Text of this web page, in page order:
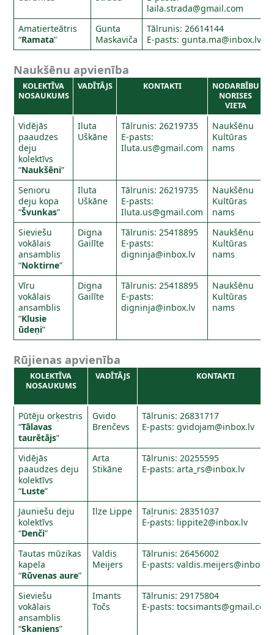
laila.strada@gmail.com
Amatierteātris
“Ramata”
Gunta
Maskaviča
Tālrunis: 26614144
E-pasts:gunta.ma@inbox.lv
Naukšēnu apvienība
KOLEKTĪVA
NOSAUKUMS
VADĪTĀJS KONTAKTI
NODARBĪBU
NORISES
VIETA
Vidējās
paaudzes
deju
kolektīvs
“Naukšēni”
Iluta
Uškāne
Tālrunis: 26219735
E-pasts:
Iluta.us@gmail.com
Naukšēnu
Kultūras
nams
Senioru
deju kopa
“Švunkas”
Iluta
Uškāne
Tālrunis: 26219735
E-pasts:
Iluta.us@gmail.com
Naukšēnu
Kultūras
nams
Sieviešu
vokālais
ansamblis
“Noktirne”
Digna
Gailīte
Tālrunis: 25418895
E-pasts:
digninja@inbox.lv
Naukšēnu
Kultūras
nams
Vīru
vokālais
ansamblis
“Klusie
ūdeņi”
Digna
Gailīte
Tālrunis: 25418895
E-pasts:
digninja@inbox.lv
Naukšēnu
Kultūras
nams
Rūjienas apvienība
KOLEKTĪVA
NOSAUKUMS
VADĪTĀJS KONTAKTI
Pūtēju orķestris
“Tālavas
taurētājs”
Gvido
Brenčevs
Tālrunis: 26831717
E-pasts:gvidojam@inbox.lv
Vidējās
paaudzes deju
kolektīvs
“Luste”
Arta
Stikāne
Tālrunis: 20255595
E-pasts:arta_rs@inbox.lv
Jauniešu deju
kolektīvs
“Denči”
Ilze Lippe
Taļrunis: 28351037
E-pasts: lippite2@inbox.lv
Tautas mūzikas
kapela
“Rūvenas aure”
Valdis
Meijers
Tālrunis: 26456002
E-pasts:valdis.meijers@inbox.lv
Sieviešu
vokālais
ansamblis
“Skaniens”
Imants
Točs
Tālrunis: 29175804
E-pasts:tocsimants@gmail.com